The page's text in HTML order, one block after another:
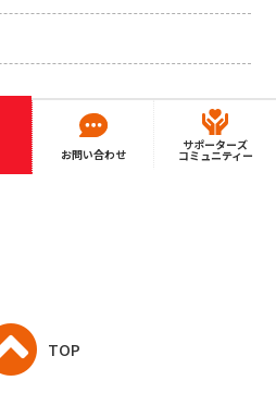
お問い合わせ
サポーターズ
コミュニティー
TOP